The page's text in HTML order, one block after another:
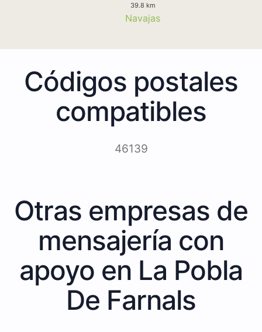
39.8 km
Navajas
Códigos postales
compatibles
46139
Otras empresas de
mensajería con
apoyo en La Pobla
De Farnals